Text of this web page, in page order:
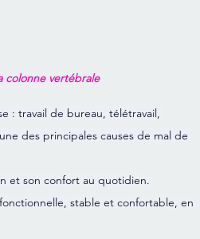
colonne vertébrale
: travail de bureau, télétravail,
des principales causes de mal de
et son confort au quotidien.
stable et confortable, en